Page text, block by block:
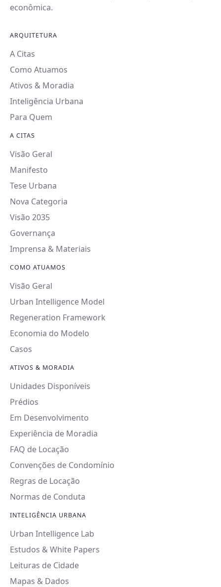
econômica.
ARQUITETURA
A Citas
Como Atuamos
Ativos & Moradia
Inteligência Urbana
Para Quem
A CITAS
Visão Geral
Manifesto
Tese Urbana
Nova Categoria
Visão 2035
Governança
Imprensa & Materiais
COMO ATUAMOS
Visão Geral
Urban Intelligence Model
Regeneration Framework
Economia do Modelo
Casos
ATIVOS & MORADIA
Unidades Disponíveis
Prédios
Em Desenvolvimento
Experiência de Moradia
FAQ de Locação
Convenções de Condomínio
Regras de Locação
Normas de Conduta
INTELIGÊNCIA URBANA
Urban Intelligence Lab
Estudos & White Papers
Leituras de Cidade
Mapas & Dados